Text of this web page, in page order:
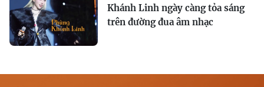
Khánh Linh ngày càng tỏa sáng
trên đường đua âm nhạc